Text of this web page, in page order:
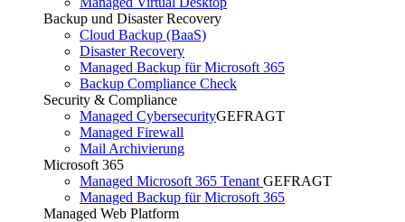
Backup und Disaster Recovery
Cloud Backup (BaaS)
Disaster Recovery
Managed Backup für Microsoft 365
Backup Compliance Check
Security & Compliance
Managed CybersecurityGEFRAGT
Managed Firewall
Mail Archivierung
Microsoft 365
Managed Microsoft 365 Tenant GEFRAGT
Managed Backup für Microsoft 365
Managed Web Platform